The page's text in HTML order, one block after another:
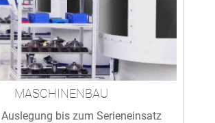
MASCHINENBAU
bis zum Serieneinsatz